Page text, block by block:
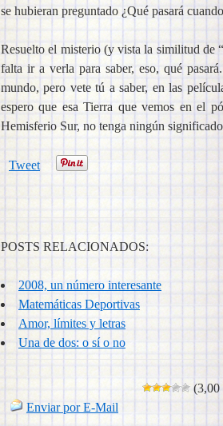
se hubieran preguntado ¿Qué pasará
Resuelto el misterio (y vista la similitud de
falta ir a verla para saber, eso, qué
mundo, pero vete tú a saber, en las
espero que esa Tierra que vemos en el
Hemisferio Sur, no tenga ningún
Tweet
POSTS RELACIONADOS:
2008, un número interesante
Matemáticas Deportivas
Amor, límites y letras
Una de dos: o sí o no
(3,00
Enviar por E-Mail